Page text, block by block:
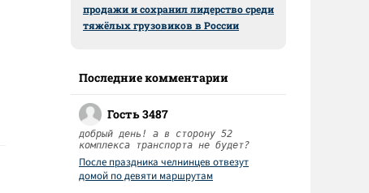
продажи и сохранил лидерство среди
тяжёлых грузовиков в России
Последние комментарии
Гость 3487
добрый день! а в сторону 52
комплекса транспорта не будет?
После праздника челнинцев отвезут
домой по девяти маршрутам